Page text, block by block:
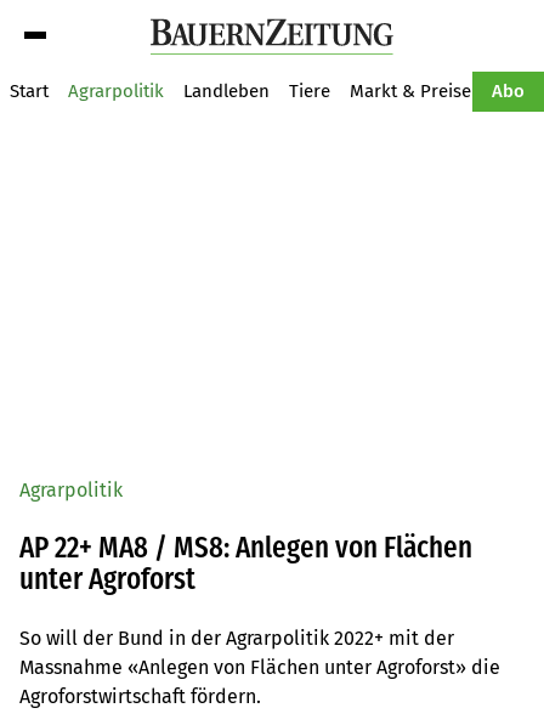
Start Agrarpolitik Landleben Tiere Markt & Preise Abo
Agrarpolitik
AP 22+ MA8 / MS8: Anlegen von Flächen
unter Agroforst
So will der Bund in der Agrarpolitik 2022+ mit der
Massnahme «Anlegen von Flächen unter Agroforst» die
Agroforstwirtschaft fördern.